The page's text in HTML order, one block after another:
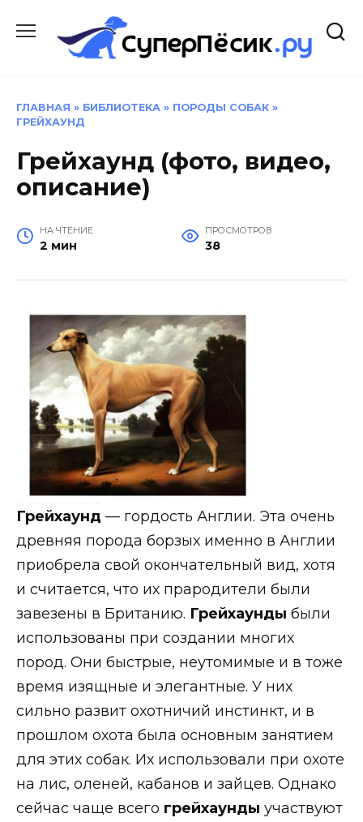
содержанию
ГЛАВНАЯ » БИБЛИОТЕКА » ПОРОДЫ СОБАК »
ГРЕЙХАУНД
Грейхаунд (фото, видео,
описание)
НА ЧТЕНИЕ
2 мин
ПРОСМОТРОВ
38
Грейхаунд — гордость Англии. Эта очень
древняя порода борзых именно в Англии
приобрела свой окончательный вид, хотя
и считается, что их прародители были
завезены в Британию. Грейхаунды были
использованы при создании многих
пород. Они быстрые, неутомимые и в тоже
время изящные и элегантные. У них
сильно развит охотничий инстинкт, и в
прошлом охота была основным занятием
для этих собак. Их использовали при охоте
на лис, оленей, кабанов и зайцев. Однако
сейчас чаще всего грейхаунды участвуют